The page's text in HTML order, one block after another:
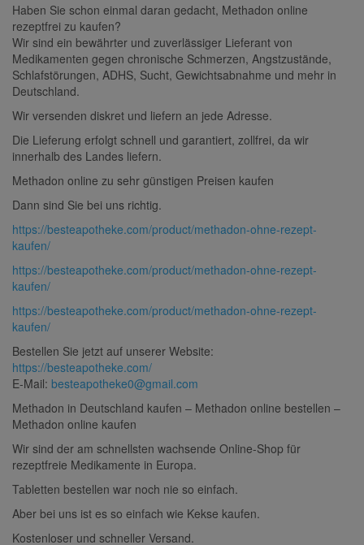
Haben Sie schon einmal daran gedacht, Methadon online
rezeptfrei zu kaufen?
Wir sind ein bewährter und zuverlässiger Lieferant von
Medikamenten gegen chronische Schmerzen, Angstzustände,
Schlafstörungen, ADHS, Sucht, Gewichtsabnahme und mehr in
Deutschland.
Wir versenden diskret und liefern an jede Adresse.
Die Lieferung erfolgt schnell und garantiert, zollfrei, da wir
innerhalb des Landes liefern.
Methadon online zu sehr günstigen Preisen kaufen
Dann sind Sie bei uns richtig.
https://besteapotheke.com/product/methadon-ohne-rezept-
kaufen/
https://besteapotheke.com/product/methadon-ohne-rezept-
kaufen/
https://besteapotheke.com/product/methadon-ohne-rezept-
kaufen/
Bestellen Sie jetzt auf unserer Website:
https://besteapotheke.com/
E-Mail: besteapotheke0@gmail.com
Methadon in Deutschland kaufen – Methadon online bestellen –
Methadon online kaufen
Wir sind der am schnellsten wachsende Online-Shop für
rezeptfreie Medikamente in Europa.
Tabletten bestellen war noch nie so einfach.
Aber bei uns ist es so einfach wie Kekse kaufen.
Kostenloser und schneller Versand.